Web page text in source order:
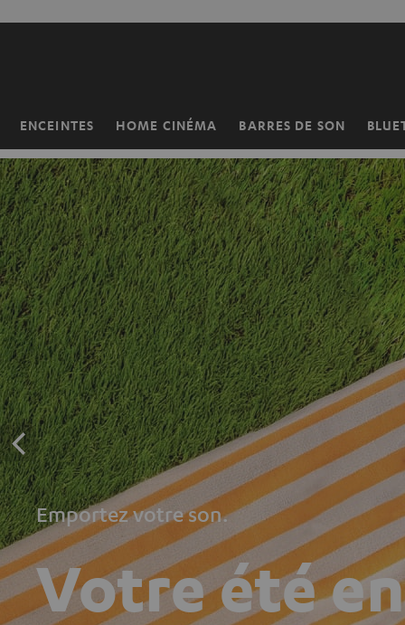
ENCEINTES HOME CINÉMA BARRES DE SON
Page
d’accueil
Emportez votre son.
Votre été